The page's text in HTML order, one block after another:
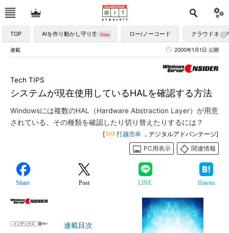
TOP AIを作り動かし守り生かす ロー/ノーコード クラウドネイ
連載 2000年1月1日 公開
システムが現在使用しているHALを確認する方法
Tech TIPS
Windowsには複数のHAL（Hardware Abstraction Layer）が用意
されている。その種類を確認したり切り替えたりするには？
[ 打越浩幸 ，デジタルアドバンテージ]
PC用表示
関連情報
Share Post LINE Hatena
連載目次